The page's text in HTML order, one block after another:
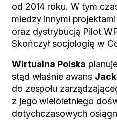
od 2014 roku. W tym
miedzy innymi
oraz dystrybucją Pilot
Skończył socjologię w
Wirtualna Polska
stąd właśnie awans
do zespołu
z jego wieloletniego
dotychczasowych